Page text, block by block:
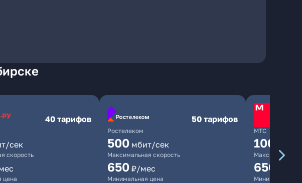
40 тарифов
сек
скорость
цена
Ростелеком
50 тарифов
500 мбит/сек
Максимальная скорость
650 ₽/мес
Минимальная цена
МТС
1000
Максимальная
650
Минимальная